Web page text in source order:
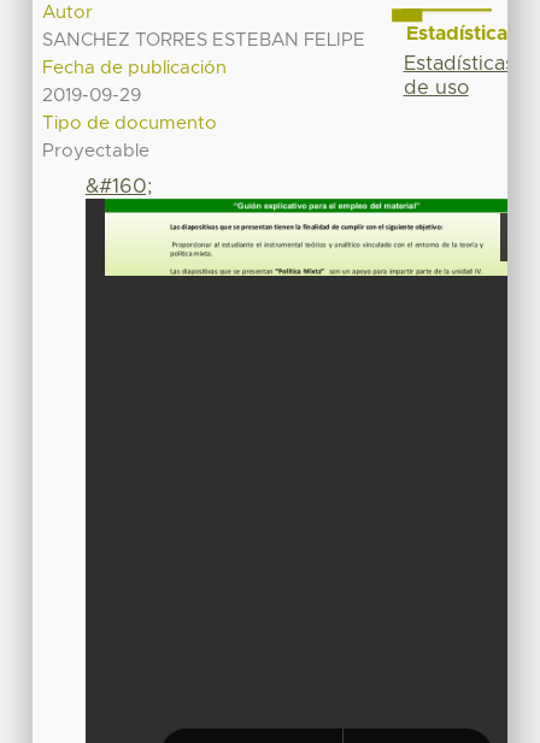
Autor
SANCHEZ TORRES ESTEBAN FELIPE
Fecha de publicación
2019-09-29
Tipo de documento
Proyectable
&#160;
Estadísticas
Estadísticas
de uso